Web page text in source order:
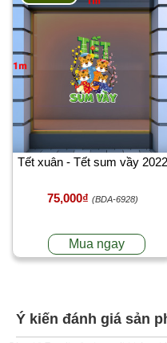
Tết xuân - Tết sum vầy 2022
75,000₫ (BDA-6928)
Mua ngay
Ý kiến đánh giá sản